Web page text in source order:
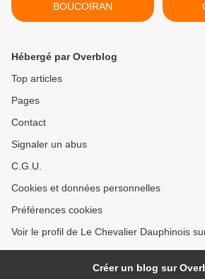
BOUCOIRAN
Hébergé par Overblog
Top articles
Pages
Contact
Signaler un abus
C.G.U.
Cookies et données personnelles
Préférences cookies
Voir le profil de Le Chevalier Dauphinois
Créer un blog sur